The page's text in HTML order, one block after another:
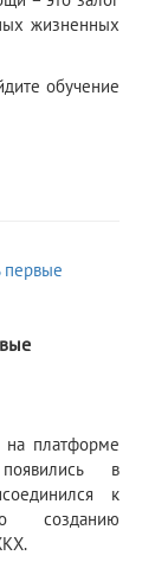
жизненных
обучение
платформе
в
к
созданию